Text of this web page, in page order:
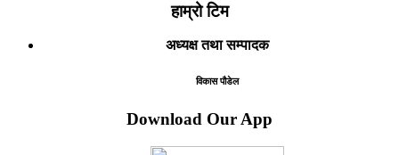
हाम्रो टिम
अध्यक्ष तथा सम्पादक
विकास पौडेल
Download Our App